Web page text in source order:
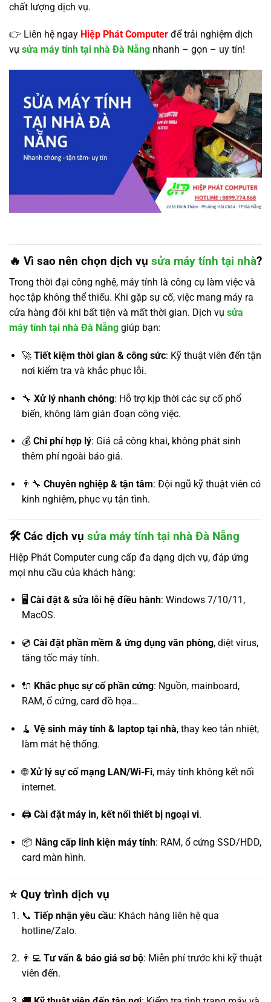
chất lượng dịch vụ.
👉 Liên hệ ngay Hiệp Phát Computer để trải nghiệm dịch
vụ sửa máy tính tại nhà Đà Nẵng nhanh – gọn – uy tín!
🔥 Vì sao nên chọn dịch vụ sửa máy tính tại nhà?
Trong thời đại công nghệ, máy tính là công cụ làm việc và
học tập không thể thiếu. Khi gặp sự cố, việc mang máy ra
cửa hàng đôi khi bất tiện và mất thời gian. Dịch vụ sửa
máy tính tại nhà Đà Nẵng giúp bạn:
🚀 Tiết kiệm thời gian & công sức: Kỹ thuật viên đến tận
nơi kiểm tra và khắc phục lỗi.
🔧 Xử lý nhanh chóng: Hỗ trợ kịp thời các sự cố phổ
biến, không làm gián đoạn công việc.
💰 Chi phí hợp lý: Giá cả công khai, không phát sinh
thêm phí ngoài báo giá.
👨‍🔧 Chuyên nghiệp & tận tâm: Đội ngũ kỹ thuật viên có
kinh nghiệm, phục vụ tận tình.
🛠️ Các dịch vụ sửa máy tính tại nhà Đà Nẵng
Hiệp Phát Computer cung cấp đa dạng dịch vụ, đáp ứng
mọi nhu cầu của khách hàng:
🖥️ Cài đặt & sửa lỗi hệ điều hành: Windows 7/10/11,
MacOS.
💿 Cài đặt phần mềm & ứng dụng văn phòng, diệt virus,
tăng tốc máy tính.
🔌 Khắc phục sự cố phần cứng: Nguồn, mainboard,
RAM, ổ cứng, card đồ họa…
🧹 Vệ sinh máy tính & laptop tại nhà, thay keo tản nhiệt,
làm mát hệ thống.
🌐Xử lý sự cố mạng LAN/Wi-Fi, máy tính không kết nối
internet.
🖨️ Cài đặt máy in, kết nối thiết bị ngoại vi.
📦 Nâng cấp linh kiện máy tính: RAM, ổ cứng SSD/HDD,
card màn hình.
⭐ Quy trình dịch vụ
📞 Tiếp nhận yêu cầu: Khách hàng liên hệ qua
hotline/Zalo.
👨‍💻 Tư vấn & báo giá sơ bộ: Miễn phí trước khi kỹ thuật
viên đến.